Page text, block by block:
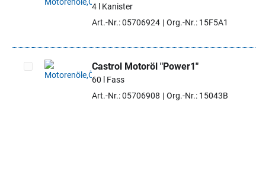
Artikel auswählen
4 l Kanister
Art.-Nr.: 05706924
Org.-Nr.: 15F5A1
Artikel auswählen
Castrol Motoröl "Power1"
60 l Fass
Art.-Nr.: 05706908
Org.-Nr.: 15043B